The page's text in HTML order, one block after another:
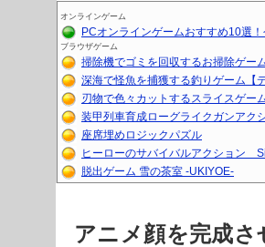
オンラインゲーム
PCオンラインゲームおすすめ10選
ブラウザゲーム
掃除機でゴミを回収するお掃除ゲー
深海で怪魚を捕獲する釣りゲーム【
刃物で色々カットするスライスゲー
装甲列車育成ローグライクガンアク
座席埋めロジックパズル
ヒーローのサバイバルアクション
脱出ゲーム 雪の茶室 -UKIYOE-
アニメ顔を完成さ